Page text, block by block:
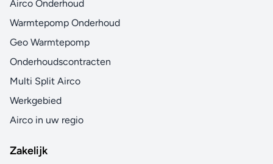
Airco Onderhoud
Warmtepomp Onderhoud
Geo Warmtepomp
Onderhoudscontracten
Multi Split Airco
Werkgebied
Airco in uw regio
Zakelijk